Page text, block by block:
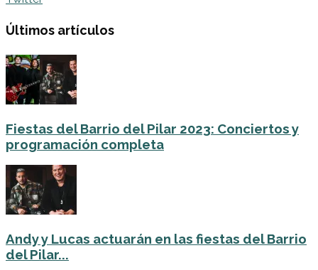
Últimos artículos
Fiestas del Barrio del Pilar 2023: Conciertos y
programación completa
Andy y Lucas actuarán en las fiestas del Barrio
del Pilar...